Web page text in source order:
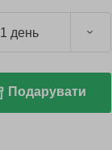
1 день
Подарувати